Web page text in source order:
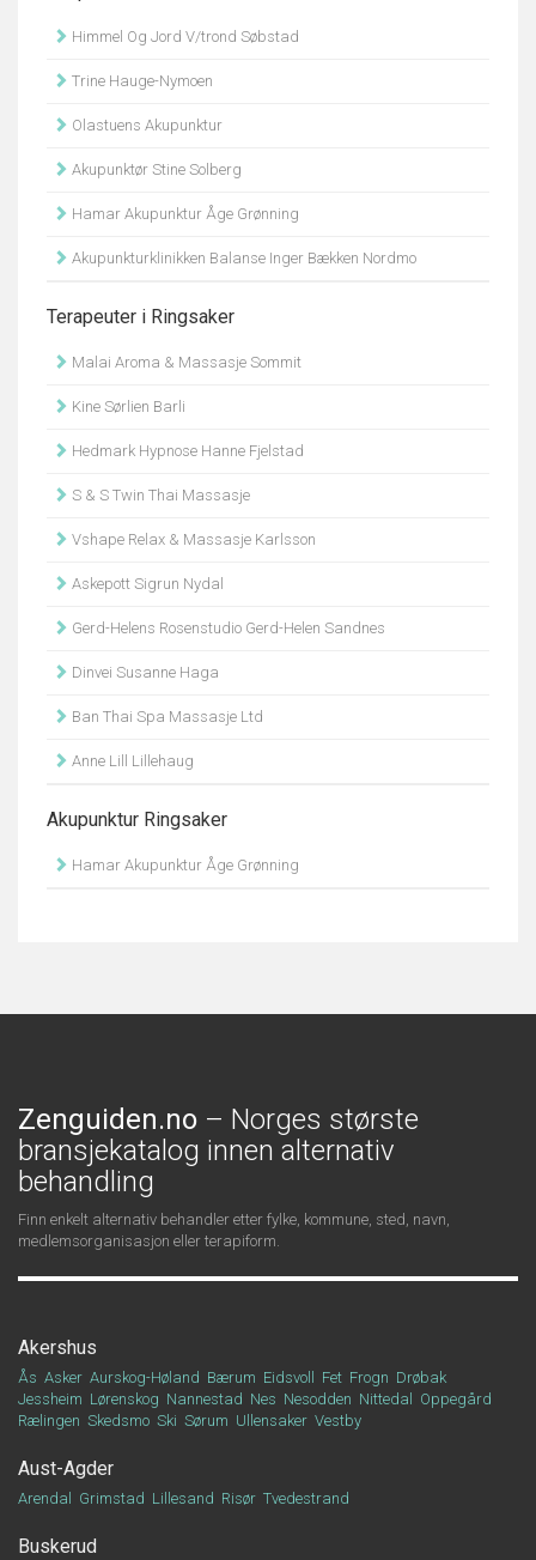
Himmel Og Jord V/trond Søbstad
Trine Hauge-Nymoen
Olastuens Akupunktur
Akupunktør Stine Solberg
Hamar Akupunktur Åge Grønning
Akupunkturklinikken Balanse Inger Bækken Nordmo
Terapeuter i Ringsaker
Malai Aroma & Massasje Sommit
Kine Sørlien Barli
Hedmark Hypnose Hanne Fjelstad
S & S Twin Thai Massasje
Vshape Relax & Massasje Karlsson
Askepott Sigrun Nydal
Gerd-Helens Rosenstudio Gerd-Helen Sandnes
Dinvei Susanne Haga
Ban Thai Spa Massasje Ltd
Anne Lill Lillehaug
Akupunktur Ringsaker
Hamar Akupunktur Åge Grønning
Zenguiden.no – Norges største
bransjekatalog innen alternativ
behandling
Finn enkelt alternativ behandler etter fylke, kommune, sted, navn,
medlemsorganisasjon eller terapiform.
Akershus
Ås Asker Aurskog-Høland Bærum Eidsvoll Fet Frogn Drøbak
Jessheim Lørenskog Nannestad Nes Nesodden Nittedal
Oppegård
Rælingen Skedsmo Ski Sørum Ullensaker Vestby
Aust-Agder
Arendal Grimstad Lillesand Risør Tvedestrand
Buskerud